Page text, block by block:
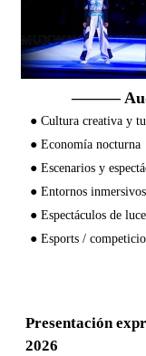
———
● Cultura creativa y
● Economía nocturna
● Escenarios y
● Entornos inmersivos
● Espectáculos de
● Esports /
Presentación
2026